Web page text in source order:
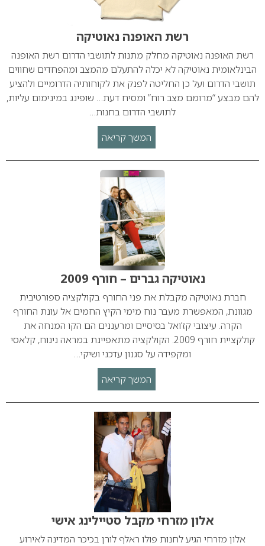
רשת האופנה נאוטיקה
רשת האופנה נאוטיקה מחלק מתנות לתושבי הדרום רשת האופנה
הבינלאומית נאוטיקה לא יכלה להתעלם מהמצב ומהפחדים שחווים
תושבי הדרום ועל כן החליטה לפנק את לקוחותיה הדרומיים ולהציע
להם מבצע “מרומם מצב רוח” ומסיח דעת… שופינג במינימום עליות,
לתושבי הדרום בחנות…
המשך קריאה
נאוטיקה גברים – חורף 2009
חברת נאוטיקה מקבלת את פני החורף בקולקציה ספורטיבית
מגוונת, המאפשרת מעבר נוח מימי הקיץ החמים אל עונת החורף
הקרה. עיצובי קז’ואל בסיסיים ומרעננים הם הקו המנחה את
קולקציית חורף 2009. הקולקציה מתאפיינת במראה נינוח, קלאסי
ומקפידה על סגנון עדכני ושיקי…
המשך קריאה
אלון מזרחי מקבל סטיילינג אישי
אלון מזרחי הגיע לחנות פולו ראלף לורן בכיכר המדינה לאירוע